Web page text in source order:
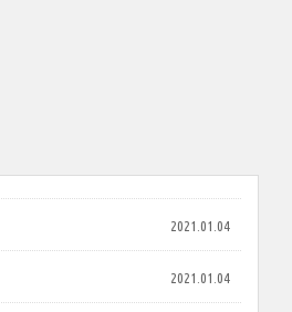
2021.01.04
2021.01.04